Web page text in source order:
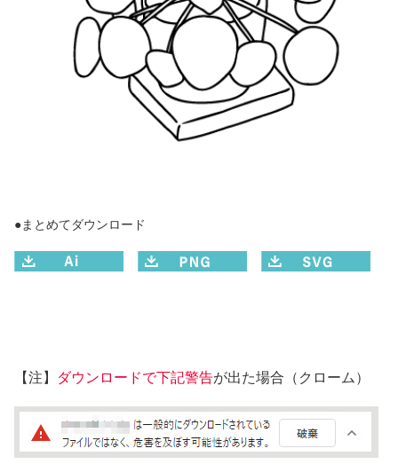
●まとめてダウンロード
【注】 ダウンロードで下記警告が出た場合（クローム）